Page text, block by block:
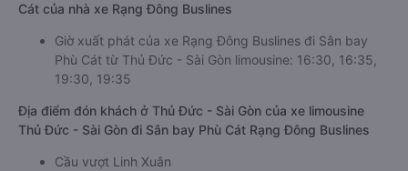
Cát của nhà xe Rạng Đông Buslines
Giờ xuất phát của xe Rạng Đông Buslines đi Sân bay
Phù Cát từ Thủ Đức - Sài Gòn limousine: 16:30, 16:35,
19:30, 19:35
Địa điểm đón khách ở Thủ Đức - Sài Gòn của xe limousine
Thủ Đức - Sài Gòn đi Sân bay Phù Cát Rạng Đông Buslines
Cầu vượt Linh Xuân